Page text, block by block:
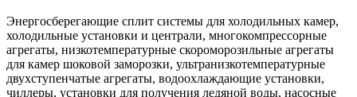
Энергосберегающие сплит системы для холодильных камер,
холодильные установки и централи, многокомпрессорные
агрегаты, низкотемпературные скороморозильные агрегаты
для камер шоковой заморозки, ультранизкотемпературные
двухступенчатые агрегаты, водоохлаждающие установки,
чиллеры, установки для получения ледяной воды, насосные